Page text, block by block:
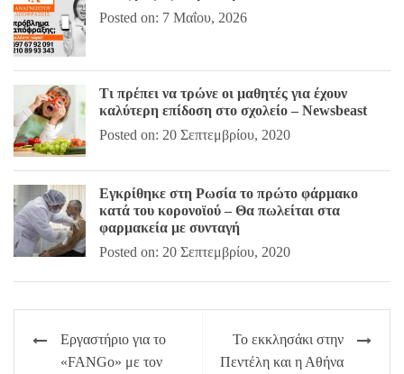
Posted on: 7 Μαΐου, 2026
Τι πρέπει να τρώνε οι μαθητές για έχουν
καλύτερη επίδοση στο σχολείο – Newsbeast
Posted on: 20 Σεπτεμβρίου, 2020
Εγκρίθηκε στη Ρωσία το πρώτο φάρμακο
κατά του κορονοϊού – Θα πωλείται στα
φαρμακεία με συνταγή
Posted on: 20 Σεπτεμβρίου, 2020
Πλοήγηση
άρθρων
Εργαστήριο για το
«FANGo» με τον
Το εκκλησάκι στην
Πεντέλη και η Αθήνα